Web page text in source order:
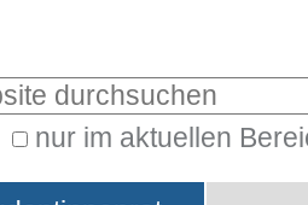
nur im aktuellen